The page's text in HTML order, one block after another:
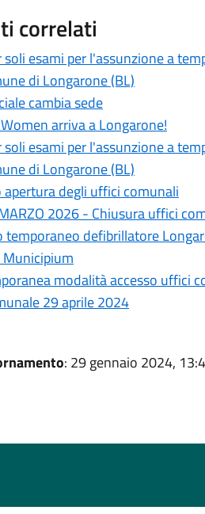
correlati
soli esami per l'assunzione a
di Longarone (BL)
cambia sede
arriva a Longarone!
soli esami per l'assunzione a
di Longarone (BL)
degli uffici comunali
2026 - Chiusura uffici
temporaneo defibrillatore
Municipium
modalità accesso uffici
29 aprile 2024
: 29 gennaio 2024,